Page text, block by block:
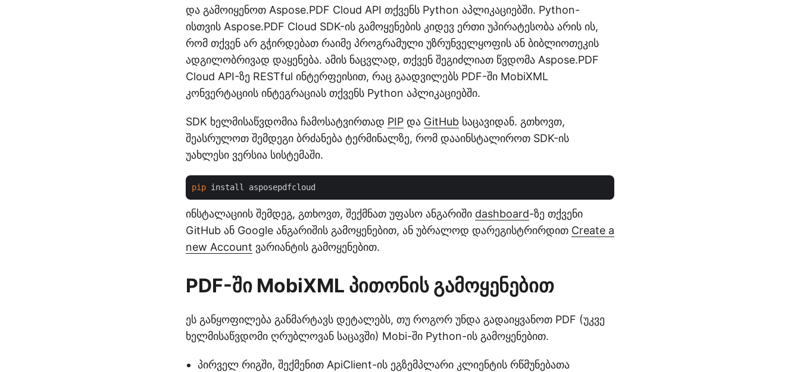
და გამოიყენოთ Aspose.PDF Cloud API თქვენს Python აპლიკაციებში. Python-
ისთვის Aspose.PDF Cloud SDK-ის გამოყენების კიდევ ერთი უპირატესობა არის ის,
რომ თქვენ არ გჭირდებათ რაიმე პროგრამული უზრუნველყოფის ან ბიბლიოთეკის
ადგილობრივად დაყენება. ამის ნაცვლად, თქვენ შეგიძლიათ წვდომა Aspose.PDF
Cloud API-ზე RESTful ინტერფეისით, რაც გაადვილებს PDF-ში MobiXML
კონვერტაციის ინტეგრაციას თქვენს Python აპლიკაციებში.
SDK ხელმისაწვდომია ჩამოსატვირთად PIP და GitHub საცავიდან. გთხოვთ,
შეასრულოთ შემდეგი ბრძანება ტერმინალზე, რომ დააინსტალიროთ SDK-ის
უახლესი ვერსია სისტემაში.
pip
ინსტალაციის შემდეგ, გთხოვთ, შექმნათ უფასო ანგარიში dashboard-ზე თქვენი
GitHub ან Google ანგარიშის გამოყენებით, ან უბრალოდ დარეგისტრირდით Create a
new Account ვარიანტის გამოყენებით.
PDF-ში MobiXML პითონის გამოყენებით
ეს განყოფილება განმარტავს დეტალებს, თუ როგორ უნდა გადაიყვანოთ PDF (უკვე
ხელმისაწვდომი ღრუბლოვან საცავში) Mobi-ში Python-ის გამოყენებით.
პირველ რიგში, შექმენით ApiClient-ის ეგზემპლარი კლიენტის რწმუნებათა